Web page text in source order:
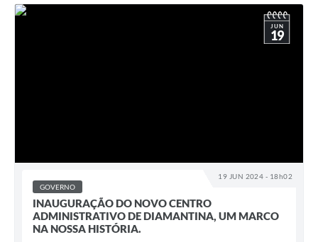
19 JUN 2024 - 18h02
JUN
19
GOVERNO
INAUGURAÇÃO DO NOVO CENTRO
ADMINISTRATIVO DE DIAMANTINA, UM MARCO
NA NOSSA HISTÓRIA.